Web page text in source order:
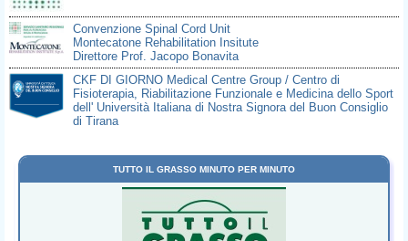
Convenzione Spinal Cord Unit
Montecatone Rehabilitation Insitute
Direttore Prof. Jacopo Bonavita
CKF DI GIORNO Medical Centre Group / Centro di
Fisioterapia, Riabilitazione Funzionale e Medicina dello Sport
dell' Università Italiana di Nostra Signora del Buon Consiglio
di Tirana
IL GRASSO MINUTO PER MINUTO